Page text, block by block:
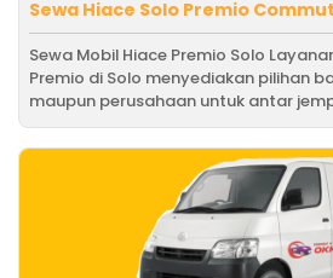
Sewa Hiace Solo Premio
Sewa Mobil Hiace Premio Solo
Premio di Solo menyediakan pilihan
maupun perusahaan untuk antar